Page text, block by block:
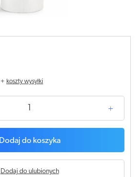
+ koszty wysyłki
Dodaj do koszyka
Dodaj do ulubionych